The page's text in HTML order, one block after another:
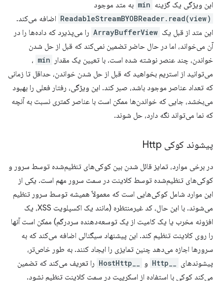
این ویژگی یک گزینه min به متد موجود
ReadableStreamBYOBReader.read(view) اضافه می‌کند.
این متد از قبل یک ArrayBufferView را می‌پذیرد که داده‌ها را در
آن می‌خواند، اما در حال حاضر تضمین نمی‌کند که قبل از حل شدن
خواندن، چند عنصر نوشته شده است. با تعیین یک مقدار
min ،
می‌توانید از استریم بخواهید که قبل از حل شدن خواندن، حداقل تا زمانی
که تعداد عناصر موجود باشد، صبر کند. این ویژگی، رفتار فعلی را بهبود
می‌بخشد، جایی که خواندن‌ها ممکن است با عناصر کمتری نسبت به آنچه
که نما می‌تواند نگه دارد، حل شوند.
پیشوند کوکی Http
در برخی موارد، تمایز قائل شدن بین کوکی‌های تنظیم‌شده توسط سرور و
کوکی‌های تنظیم‌شده توسط کلاینت در سمت سرور مهم است. یکی از
این موارد شامل کوکی‌هایی است که معمولاً همیشه توسط سرور تنظیم
می‌شوند. با این حال، کد غیرمنتظره (مانند یک اکسپلویت XSS، یک
افزونه مخرب یا یک کامیت از یک توسعه‌دهنده سردرگم) ممکن است آنها
را روی کلاینت تنظیم کند. این پیشنهاد سیگنالی اضافه می‌کند که به
سرورها اجازه می‌دهد چنین تمایزی را ایجاد کنند. به طور خاص‌تر،
پیشوندهای
و
را تعریف می‌کند که تضمین
می‌کند کوکی با استفاده از اسکریپت در سمت کلاینت تنظیم نشود.